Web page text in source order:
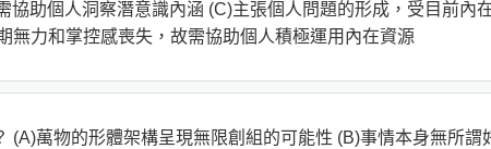
協助個人洞察潛意識內涵 (C)主張個人問題的形成，受目前內
無力和掌控感喪失，故需協助個人積極運用內在資源
(A)萬物的形體架構呈現無限創組的可能性 (B)事情本身無所謂